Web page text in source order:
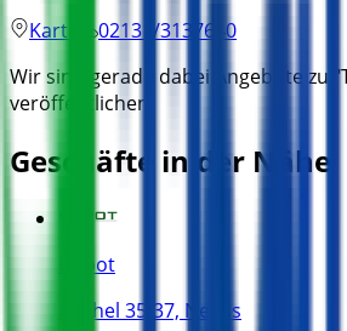
Karte
02131/3137640
Wir sind gerade dabei Angebote zu
veröffentlichen
Geschäfte in der Nähe
Depot
Büchel 35-37, Neuss